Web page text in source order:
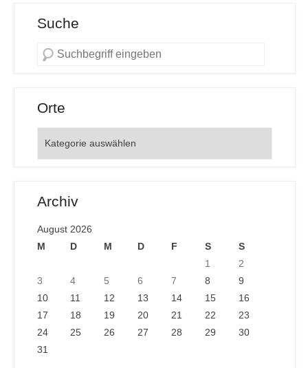
Suche
Orte
Archiv
August 2026
M
D M D F S
S
1
2
3
4 5 6 7 8
9
10
11 12 13 14 15
16
17
18 19 20 21 22
23
24
25 26 27 28 29
30
31